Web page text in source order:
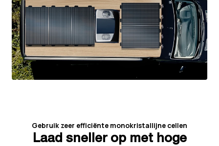
Gebruik zeer efficiënte monokristallijne cellen
Laad sneller op met hoge